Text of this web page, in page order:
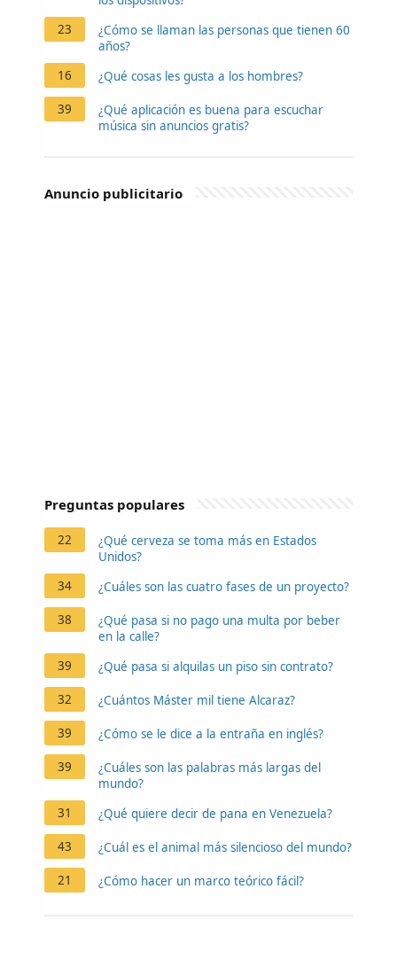
23
¿Cómo se llaman las personas que tienen 60
años?
16
¿Qué cosas les gusta a los hombres?
39
¿Qué aplicación es buena para escuchar
música sin anuncios gratis?
Anuncio publicitario
Preguntas populares
22
¿Qué cerveza se toma más en Estados
Unidos?
34
¿Cuáles son las cuatro fases de un proyecto?
38
¿Qué pasa si no pago una multa por beber
en la calle?
39
¿Qué pasa si alquilas un piso sin contrato?
32 ¿Cuántos Máster mil tiene Alcaraz?
39 ¿Cómo se le dice a la entraña en inglés?
39
¿Cuáles son las palabras más largas del
mundo?
31
¿Qué quiere decir de pana en Venezuela?
43 ¿Cuál es el animal más silencioso del mundo?
21 ¿Cómo hacer un marco teórico fácil?